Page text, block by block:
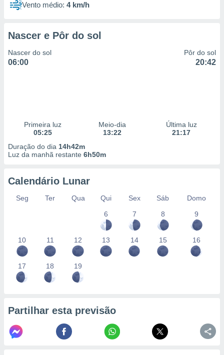
Vento médio: 4 km/h
Nascer e Pôr do sol
Nascer do sol
06:00
Pôr do sol
20:42
Primeira luz
05:25
Meio-dia
13:22
Última luz
21:17
Duração do dia 14h42m
Luz da manhã restante 6h50m
Calendário Lunar
Seg Ter Qua Qui Sex Sáb
Domo
6
7 8 9
10 11 12 13 14 15 16
17 18 19
Partilhar esta previsão